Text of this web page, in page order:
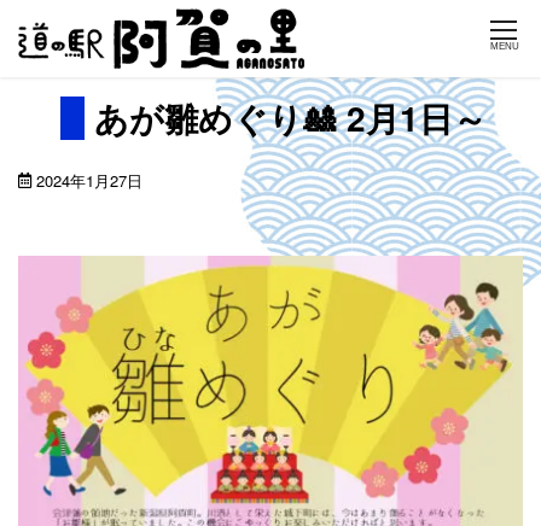
Skip
content
MENU
あが雛めぐり🎎 2月1日～
2024年1月27日